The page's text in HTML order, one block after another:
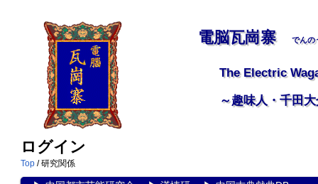
電脳瓦崗寨 でんの
The Electric
～趣味人・千田
ログイン
Top / 研究関係